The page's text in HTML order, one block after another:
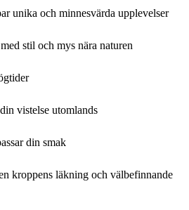
unika och minnesvärda upplevelser
stil och mys nära naturen
vistelse utomlands
din smak
kroppens läkning och välbefinnande